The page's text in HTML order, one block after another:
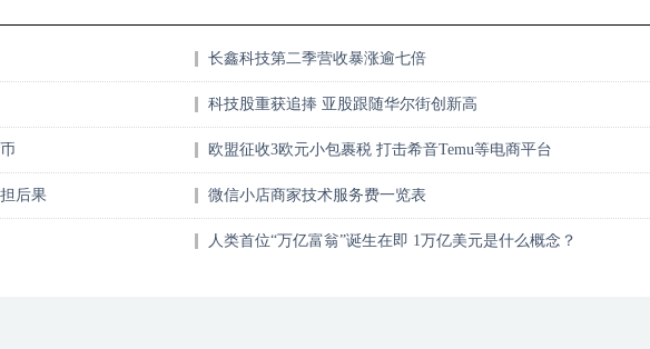
长鑫科技第二季营收暴涨逾七倍
科技股重获追捧 亚股跟随华尔街创新高
欧盟征收3欧元小包裹税 打击希音Temu等电商平台
后果 微信小店商家技术服务费一览表
人类首位“万亿富翁”诞生在即 1万亿美元是什么概念？